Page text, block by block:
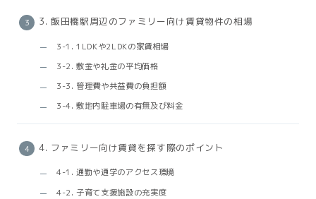
3. 飯田橋駅周辺のファミリー向け賃貸物件の相場
3-1. 1LDKや2LDKの家賃相場
3-2. 敷金や礼金の平均価格
3-3. 管理費や共益費の負担額
3-4. 敷地内駐車場の有無及び料金
4. ファミリー向け賃貸を探す際のポイント
4-1. 通勤や通学のアクセス環境
4-2. 子育て支援施設の充実度